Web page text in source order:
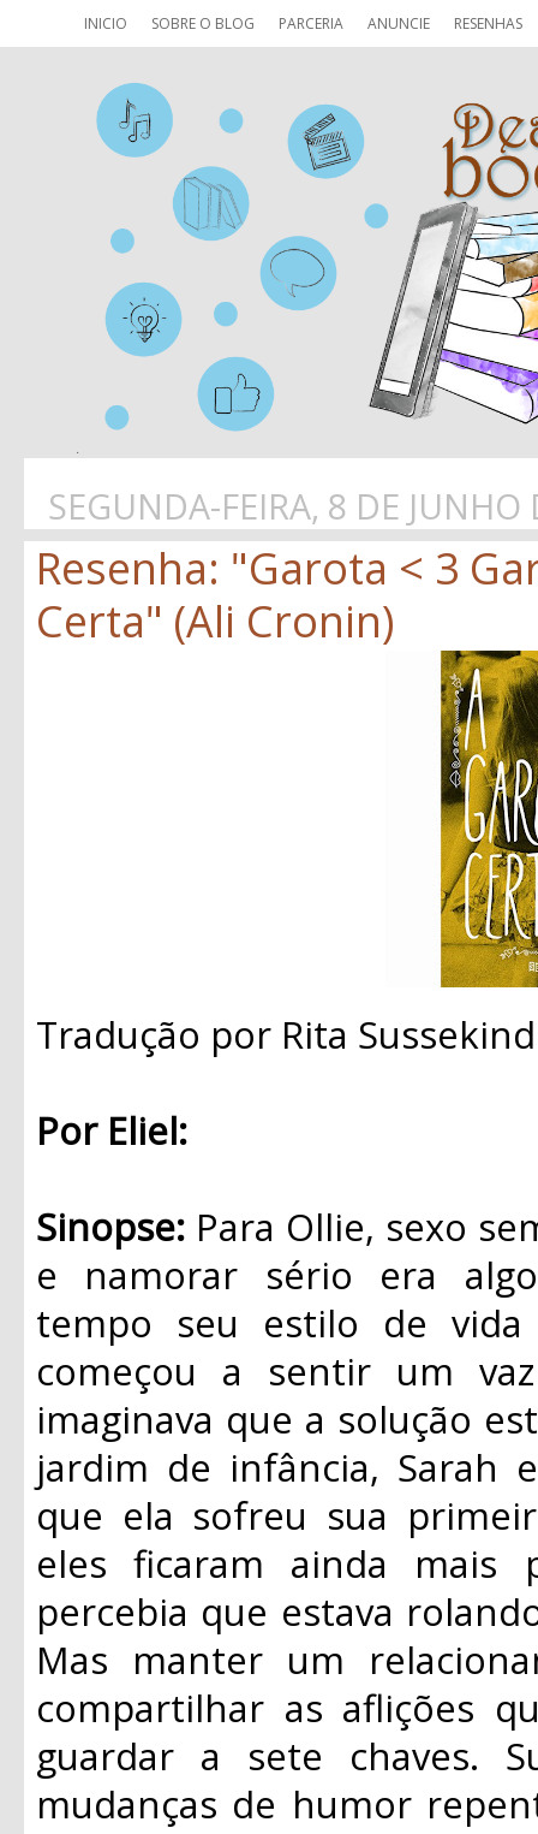
INICIO SOBRE O BLOG PARCERIA ANUNCIE RESENHAS
SEGUNDA-FEIRA, 8 DE JUNHO
Resenha: "Garota < 3
Certa" (Ali Cronin)
Tradução por Rita Sussekind
Por Eliel:
Sinopse: Para Ollie, sexo
e namorar sério era
tempo seu estilo de vida
começou a sentir um
imaginava que a solução
jardim de infância, Sarah
que ela sofreu sua
eles ficaram ainda
percebia que estava
Mas manter um
compartilhar as aflições
guardar a sete chaves.
mudanças de humor